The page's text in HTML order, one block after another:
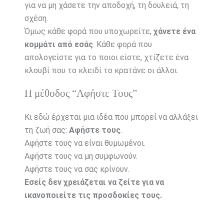
για να μη χάσετε την αποδοχή, τη δουλειά, τη
σχέση.
Όμως κάθε φορά που υποχωρείτε, χάνετε ένα
κομμάτι από εσάς. Κάθε φορά που
απολογείστε για το ποιοι είστε, χτίζετε ένα
κλουβί που το κλειδί το κρατάνε οι άλλοι.
Η μέθοδος “Αφήστε Τους”
Κι εδώ έρχεται μια ιδέα που μπορεί να αλλάξει
τη ζωή σας: Αφήστε τους.
Αφήστε τους να είναι θυμωμένοι.
Αφήστε τους να μη συμφωνούν.
Αφήστε τους να σας κρίνουν.
Εσείς δεν χρειάζεται να ζείτε για να
ικανοποιείτε τις προσδοκίες τους.